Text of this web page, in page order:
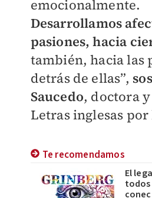
emocionalmente.
Desarrollamos
pasiones, hacia
también, hacia las
detrás de ellas”,
Saucedo, doctora
Letras inglesas
Te recomendamos
El